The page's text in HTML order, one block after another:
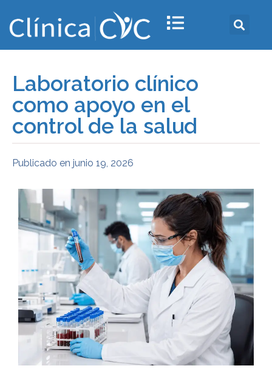
Laboratorio clínico
como apoyo en el
control de la salud
Publicado en junio 19, 2026